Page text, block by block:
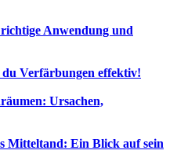
Anwendung und
Verfärbungen effektiv!
Ursachen,
Mitteltand: Ein Blick auf sein